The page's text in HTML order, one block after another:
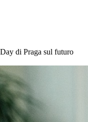
di Praga sul futuro